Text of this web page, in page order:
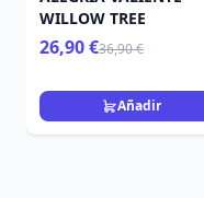
WILLOW TREE
26,90 €36,90 €
Añadir